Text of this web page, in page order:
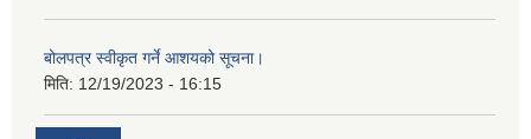
बोलपत्र स्वीकृत गर्ने आशयको सूचना।
मिति: 12/19/2023 - 16:15